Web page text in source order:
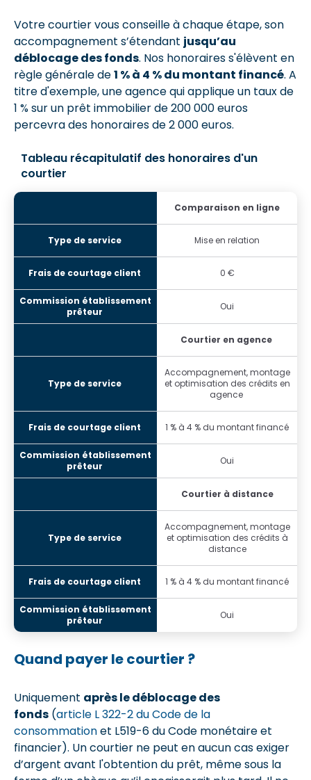
Votre courtier vous conseille à chaque étape, son
accompagnement s’étendant jusqu’au
déblocage des fonds. Nos honoraires s'élèvent en
règle générale de1 % à 4 % du montant financé. A
titre d'exemple, une agence qui applique un taux de
1 % sur un prêt immobilier de 200 000 euros
percevra des honoraires de 2 000 euros.
Tableau récapitulatif des honoraires d'un
courtier
Comparaison en ligne
Mise en relation
0 €
Oui
Courtier en agence
Accompagnement, montage
et optimisation des crédits en
agence
1 % à 4 % du montant financé
Oui
Courtier à distance
Accompagnement, montage
et optimisation des crédits à
distance
1 % à 4 % du montant financé
Oui
Quand payer le courtier ?
Uniquement après le déblocage des
fonds (article L 322-2 du Code de la
consommationet L519-6 du Code monétaire et
financier). Un courtier ne peut en aucun cas exiger
d’argent avant l'obtention du prêt, même sous la